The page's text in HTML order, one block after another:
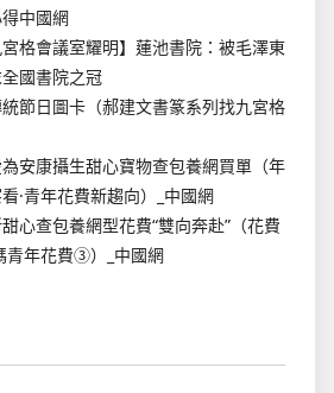
中國網
宮格會議室耀明】蓮池書院：被毛澤東
國書院之冠
節日圖卡（郝建文書篆系列找九宮格
安康攝生甜心寶物查包養網買單（年
·青年花費新趨向）_中國網
心查包養網型花費“雙向奔赴”（花費
青年花費③）_中國網